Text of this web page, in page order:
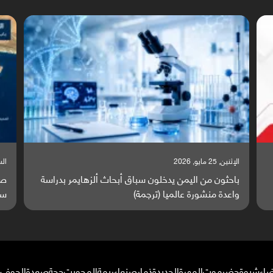
السبت, 23 مايو, 2026
صراع دولي يتصاعد قرب اليمن والبحر الأحمر يتحول إلى
ساحة مواجهة عالمية (ترجمة)